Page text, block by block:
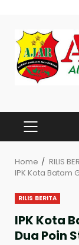
content
PRIMARY
MENU
Home
RILIS
IPK Kota Batam
RILIS BERITA
IPK Kota
Dua Poin